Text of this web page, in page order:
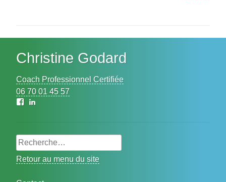
Christine Godard
Coach Professionnel Certifiée
06 70 01 45 57
Facebook
Rechercher :
Retour au menu du site